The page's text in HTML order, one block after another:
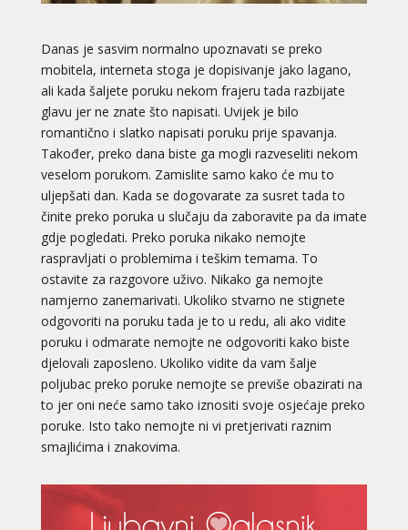
Danas je sasvim normalno upoznavati se preko
mobitela, interneta stoga je dopisivanje jako lagano,
ali kada šaljete poruku nekom frajeru tada razbijate
glavu jer ne znate što napisati. Uvijek je bilo
romantično i slatko napisati poruku prije spavanja.
Također, preko dana biste ga mogli razveseliti nekom
veselom porukom. Zamislite samo kako će mu to
uljepšati dan. Kada se dogovarate za susret tada to
činite preko poruka u slučaju da zaboravite pa da imate
gdje pogledati. Preko poruka nikako nemojte
raspravljati o problemima i teškim temama. To
ostavite za razgovore uživo. Nikako ga nemojte
namjerno zanemarivati. Ukoliko stvarno ne stignete
odgovoriti na poruku tada je to u redu, ali ako vidite
poruku i odmarate nemojte ne odgovoriti kako biste
djelovali zaposleno. Ukoliko vidite da vam šalje
poljubac preko poruke nemojte se previše obazirati na
to jer oni neće samo tako iznositi svoje osjećaje preko
poruke. Isto tako nemojte ni vi pretjerivati raznim
smajlićima i znakovima.